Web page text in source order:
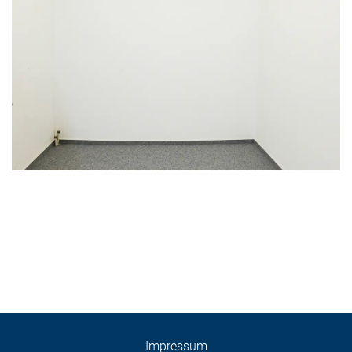
Impressum